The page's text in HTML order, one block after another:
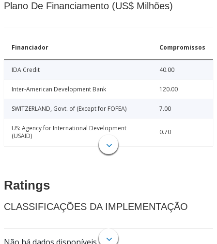
Plano De Financiamento (US$ Milhões)
Financiador Compromissos
IDA Credit 40.00
Inter-American Development Bank 120.00
SWITZERLAND, Govt. of (Except for FOFEA) 7.00
US: Agency for International Development
(USAID)
0.70
Ratings
CLASSIFICAÇÕES DA IMPLEMENTAÇÃO